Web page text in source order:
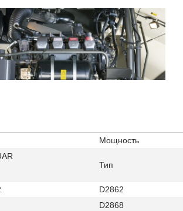
Мощность
Тип
D2862
D2868